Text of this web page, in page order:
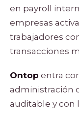
en payroll
empresas
trabajadores
transacciones
Ontop entra
administración
auditable y con